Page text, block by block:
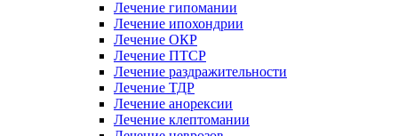
Лечение гипомании
Лечение ипохондрии
Лечение ОКР
Лечение ПТСР
Лечение раздражительности
Лечение ТДР
Лечение анорексии
Лечение клептомании